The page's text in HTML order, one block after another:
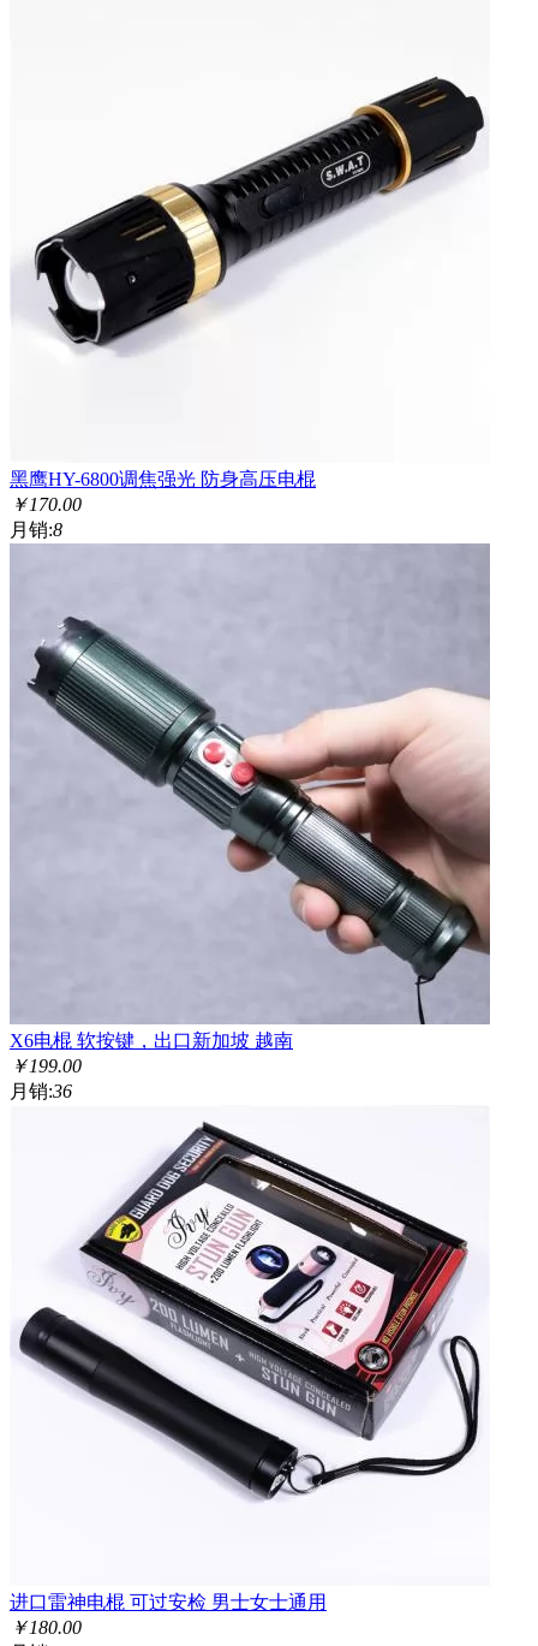
黑鹰HY-6800调焦强光 防身高压电棍
￥170.00
月销:8
X6电棍 软按键，出口新加坡 越南
￥199.00
月销:36
进口雷神电棍 可过安检 男士女士通用
￥180.00